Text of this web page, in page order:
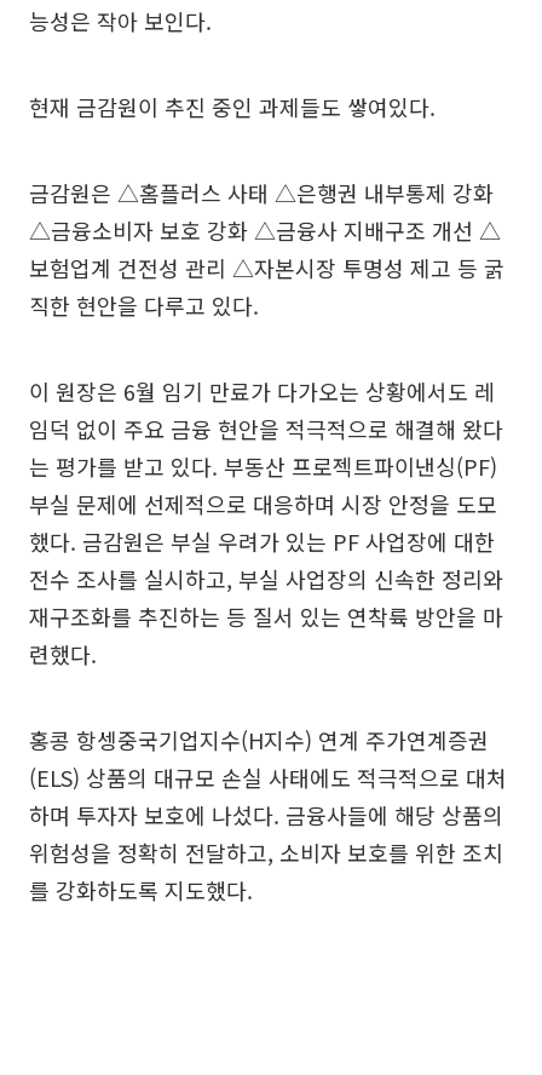
능성은 작아 보인다.
현재 금감원이 추진 중인 과제들도 쌓여있다.
금감원은 △홈플러스 사태 △은행권 내부통제 강화
△금융소비자 보호 강화 △금융사 지배구조 개선 △
보험업계 건전성 관리 △자본시장 투명성 제고 등 굵
직한 현안을 다루고 있다.
이 원장은 6월 임기 만료가 다가오는 상황에서도 레
임덕 없이 주요 금융 현안을 적극적으로 해결해 왔다
는 평가를 받고 있다. 부동산 프로젝트파이낸싱(PF)
부실 문제에 선제적으로 대응하며 시장 안정을 도모
했다. 금감원은 부실 우려가 있는 PF 사업장에 대한
전수 조사를 실시하고, 부실 사업장의 신속한 정리와
재구조화를 추진하는 등 질서 있는 연착륙 방안을 마
련했다.
홍콩 항셍중국기업지수(H지수) 연계 주가연계증권
(ELS) 상품의 대규모 손실 사태에도 적극적으로 대처
하며 투자자 보호에 나섰다. 금융사들에 해당 상품의
위험성을 정확히 전달하고, 소비자 보호를 위한 조치
를 강화하도록 지도했다.